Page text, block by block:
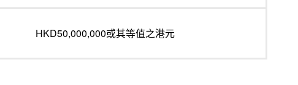
HKD50,000,000或其等值之港元